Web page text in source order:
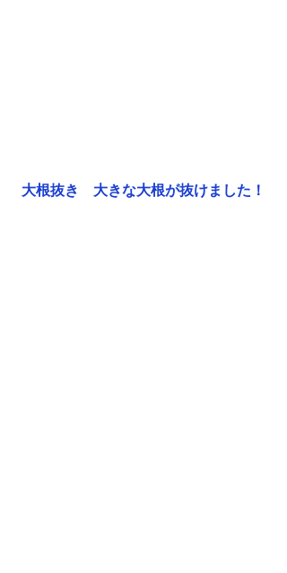
大根抜き　大きな大根が抜けました！